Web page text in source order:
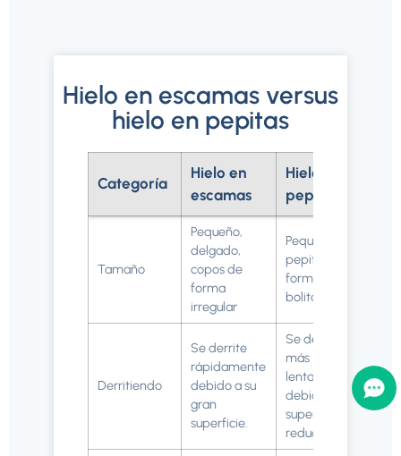
Hielo en escamas versus
hielo en pepitas
Categoría
Hielo en
escamas
Hielo de
pepitas
Tamaño
Pequeño,
delgado,
copos de
forma
irregular
Pequeño,
pepitas en
forma de
bolitas
Derritiendo
Se derrite
rápidamente
debido a su
gran
superficie.
Se derrite
más
lentamente
debido a la
superficie
reducida.